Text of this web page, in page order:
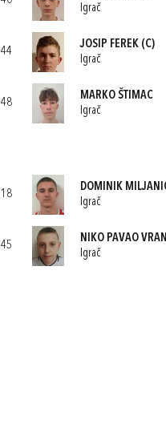
Igrač
44
JOSIP FEREK(C)
Igrač
48
MARKO ŠTIMAC
Igrač
18
DOMINIK
Igrač
45
NIKO PAVAO
Igrač